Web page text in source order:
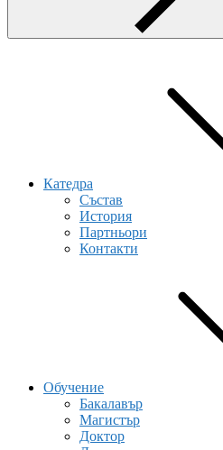
Катедра
Състав
История
Партньори
Контакти
Обучение
Бакалавър
Магистър
Доктор